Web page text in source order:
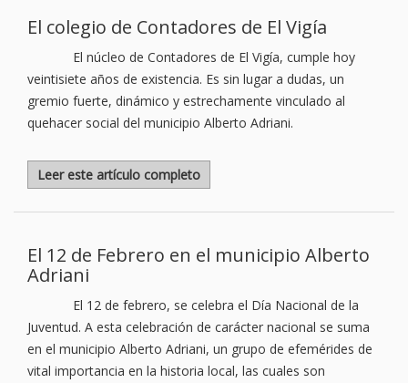
El colegio de Contadores de El Vigía
El núcleo de Contadores de El Vigía, cumple hoy
veintisiete años de existencia. Es sin lugar a dudas, un
gremio fuerte, dinámico y estrechamente vinculado al
quehacer social del municipio Alberto Adriani.
Leer este artículo completo
El 12 de Febrero en el municipio Alberto
Adriani
El 12 de febrero, se celebra el Día Nacional de la
Juventud. A esta celebración de carácter nacional se suma
en el municipio Alberto Adriani, un grupo de efemérides de
vital importancia en la historia local, las cuales son